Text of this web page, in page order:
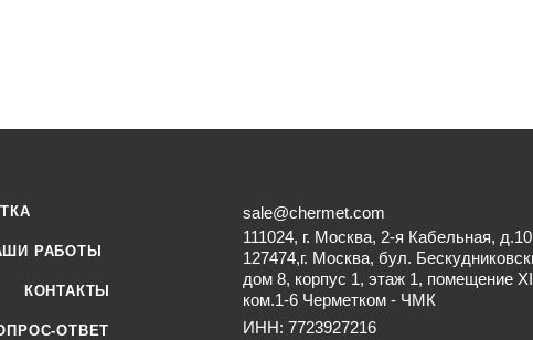
РАБОТЫ
КОНТАКТЫ
ОТВЕТ
sale@chermet.com
111024, г. Москва, 2-я Кабельная, д.10
127474,г. Москва, бул.
дом 8, корпус 1, этаж 1, помещение
ком.1-6 Черметком - ЧМК
ИНН: 7723927216